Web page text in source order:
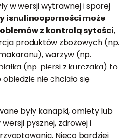
w wersji wytrawnej i sporej
isnulinooporności może
z kontrolą sytości,
produktów zbożowych (np.
warzyw (np.
(np. piersi z kurczaka) to
nie chciało się
były kanapki, omlety lub
pysznej, zdrowej i
Nieco bardziej